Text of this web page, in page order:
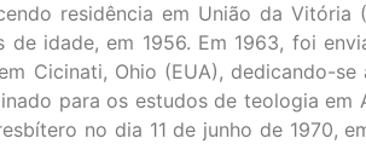
residência em União da
de idade, em 1956. Em 1963, foi
Cicinati, Ohio (EUA), dedicando-
para os estudos de teologia em
no dia 11 de junho de 1970,